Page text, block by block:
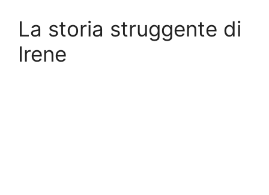
La storia struggente di
Irene